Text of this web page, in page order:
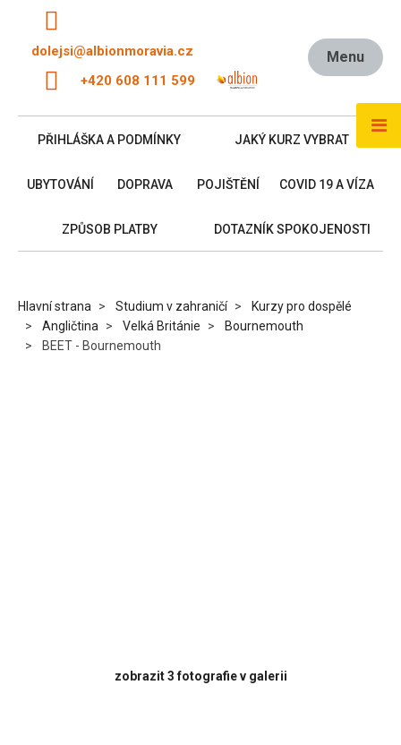
dolejsi@albionmoravia.cz
+420 608 111 599
Menu
PŘIHLÁŠKA A PODMÍNKY JAKÝ KURZ VYBRAT
UBYTOVÁNÍ DOPRAVA POJIŠTĚNÍ COVID 19 A VÍZA
ZPŮSOB PLATBY DOTAZNÍK SPOKOJENOSTI
Hlavní strana Studium v zahraničí
Kurzy pro dospělé
Angličtina
Velká Británie
Bournemouth
BEET - Bournemouth
zobrazit 3 fotografie v galerii